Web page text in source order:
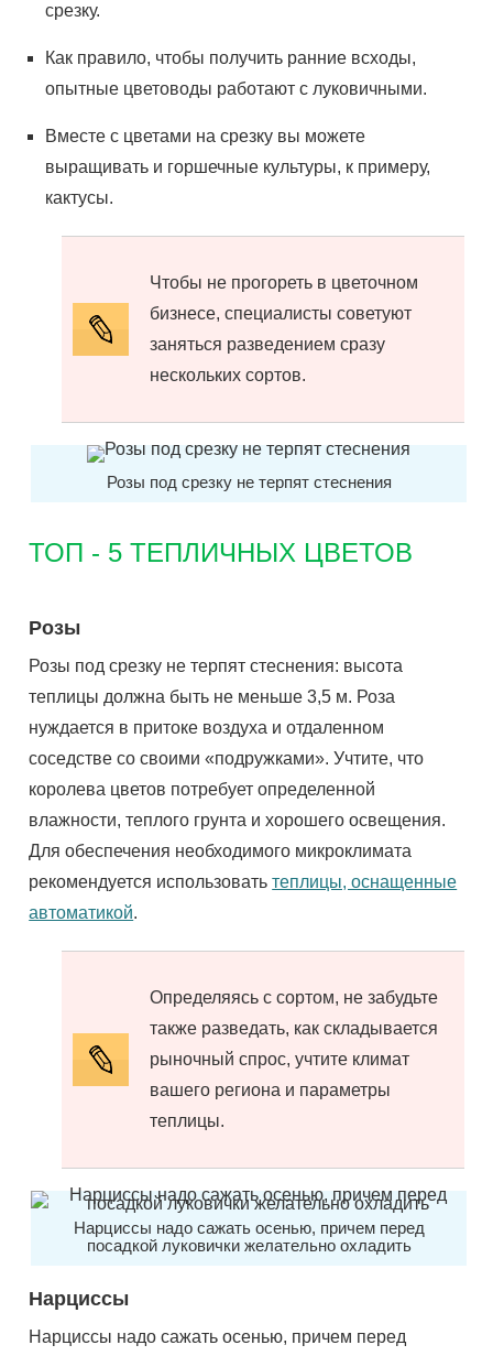
срезку.
Как правило, чтобы получить ранние всходы,
опытные цветоводы работают с луковичными.
Вместе с цветами на срезку вы можете
выращивать и горшечные культуры, к примеру,
кактусы.
Чтобы не прогореть в цветочном
бизнесе, специалисты советуют
заняться разведением сразу
нескольких сортов.
Розы под срезку не терпят стеснения
ТОП - 5 ТЕПЛИЧНЫХ ЦВЕТОВ
Розы
Розы под срезку не терпят стеснения: высота
теплицы должна быть не меньше 3,5 м. Роза
нуждается в притоке воздуха и отдаленном
соседстве со своими «подружками». Учтите, что
королева цветов потребует определенной
влажности, теплого грунта и хорошего освещения.
Для обеспечения необходимого микроклимата
рекомендуется использоватьтеплицы, оснащенные
автоматикой.
Определяясь с сортом, не забудьте
также разведать, как складывается
рыночный спрос, учтите климат
вашего региона и параметры
теплицы.
Нарциссы надо сажать осенью, причем перед
посадкой луковички желательно охладить
Нарциссы
Нарциссы надо сажать осенью, причем перед